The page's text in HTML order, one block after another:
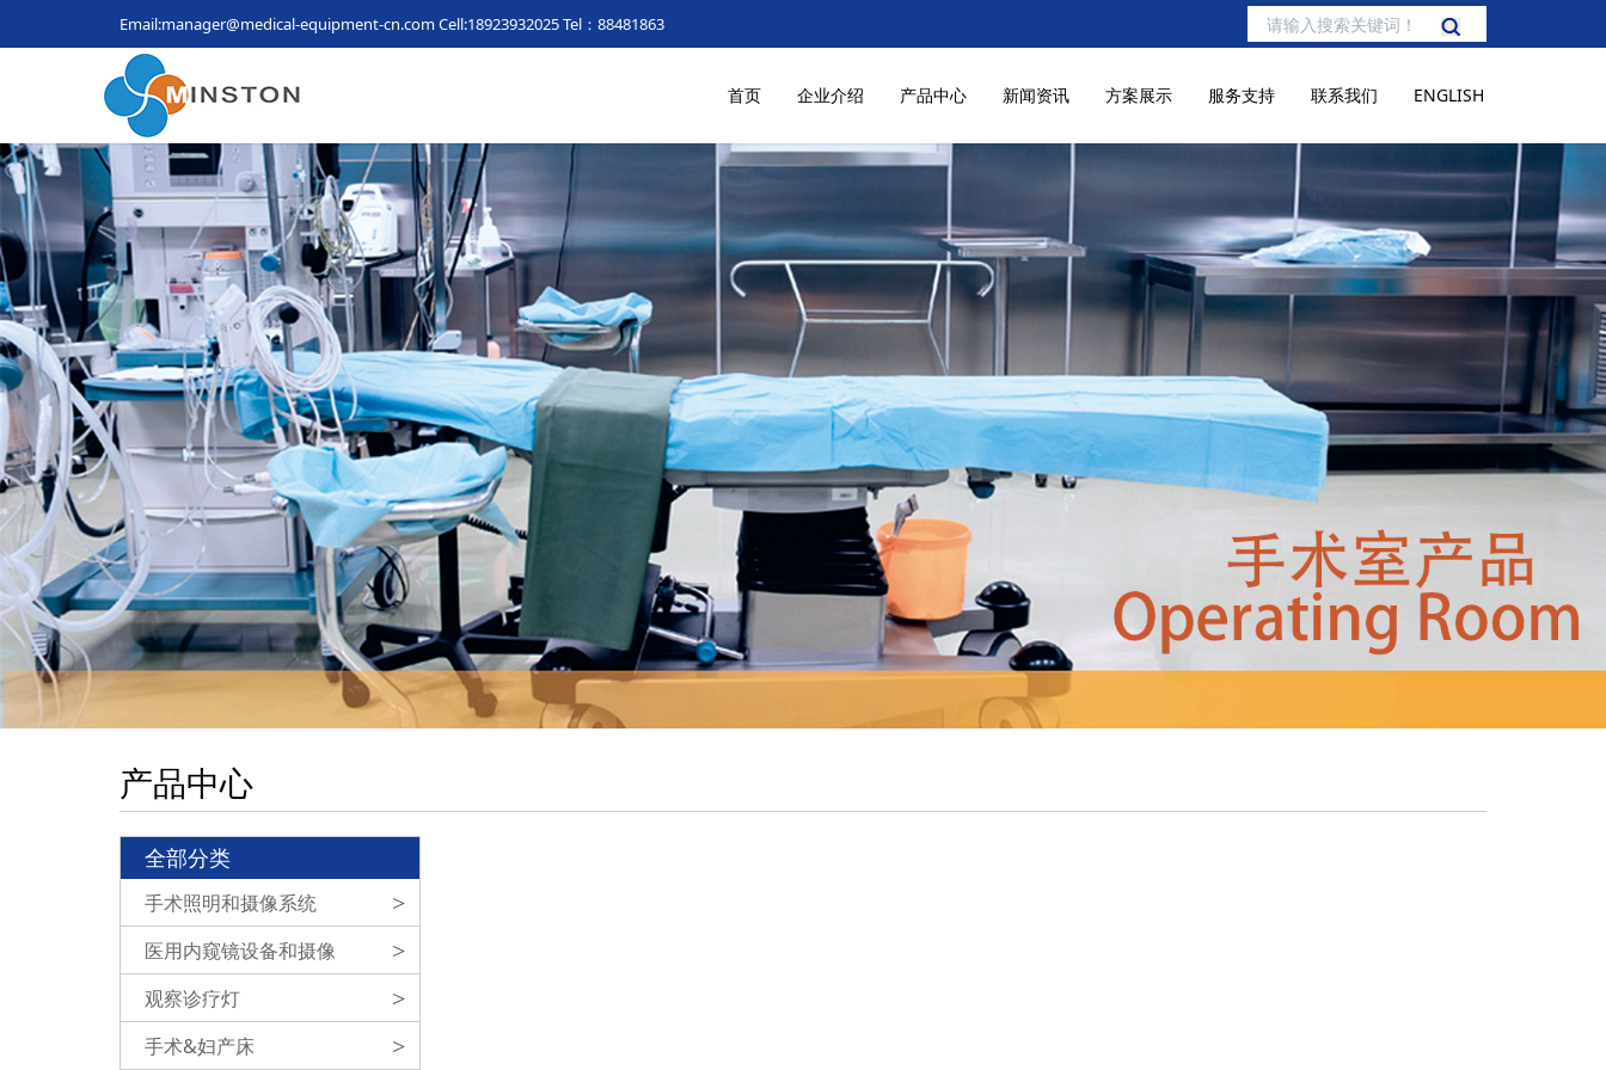
Email:manager@medical-equipment-cn.comCell:18923932025Tel：88481863
首页 企业介绍 产品中心 新闻资讯 方案展示 服务支持 联系我们 ENGLISH
产品中心
全部分类
手术照明和摄像系统
>
医用内窥镜设备和摄像
>
观察诊疗灯
>
手术&妇产床
>